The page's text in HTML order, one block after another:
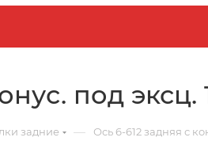
под эксц.
задние — Ось 6-612 задняя с